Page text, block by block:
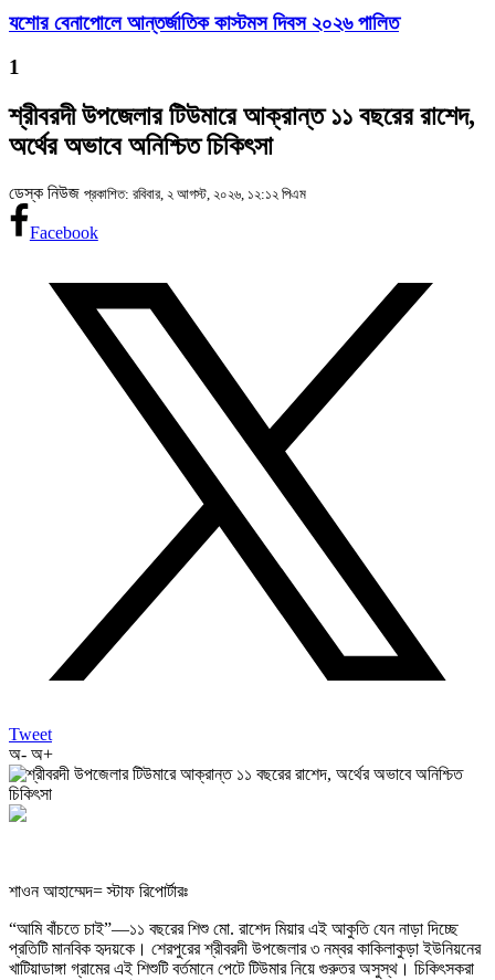
যশোর বেনাপোলে আন্তর্জাতিক কাস্টমস দিবস ২০২৬ পালিত
1
শ্রীবরদী উপজেলার টিউমারে আক্রান্ত ১১ বছরের রাশেদ,
অর্থের অভাবে অনিশ্চিত চিকিৎসা
ডেস্ক নিউজ প্রকাশিত: রবিবার, ২ আগস্ট, ২০২৬, ১২:১২ পিএম
Facebook
Tweet
অ- অ+
শাওন আহাম্মেদ= স্টাফ রিপোর্টারঃ
“আমি বাঁচতে চাই”—১১ বছরের শিশু মো. রাশেদ মিয়ার এই আকুতি যেন নাড়া দিচ্ছে
প্রতিটি মানবিক হৃদয়কে। শেরপুরের শ্রীবরদী উপজেলার ৩ নম্বর কাকিলাকুড়া ইউনিয়নের
খাটিয়াডাঙ্গা গ্রামের এই শিশুটি বর্তমানে পেটে টিউমার নিয়ে গুরুতর অসুস্থ। চিকিৎসকরা